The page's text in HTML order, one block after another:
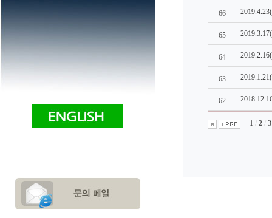
66
65
64
63
62
1 / 2 / 3